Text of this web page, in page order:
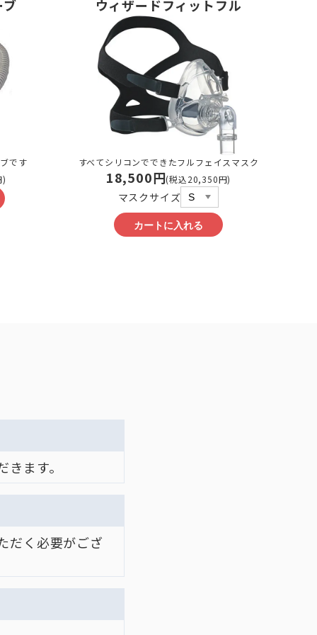
です
)
ウィザードフィッ トフル
すべてシリコンでできたフルフェイスマスク
18,500円(税込20,350円)
マスクサイズ
ます。
だく必要がござ